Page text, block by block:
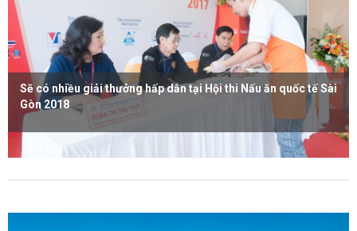
Sẽ có nhiều giải thưởng hấp dẫn tại Hội thi Nấu ăn quốc tế Sài
Gòn 2018
Xem thêm